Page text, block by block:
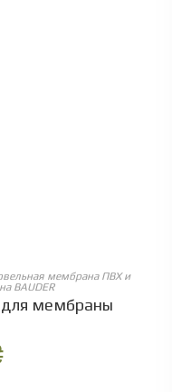
мембрана ПВХ и
BAUDER
мембраны